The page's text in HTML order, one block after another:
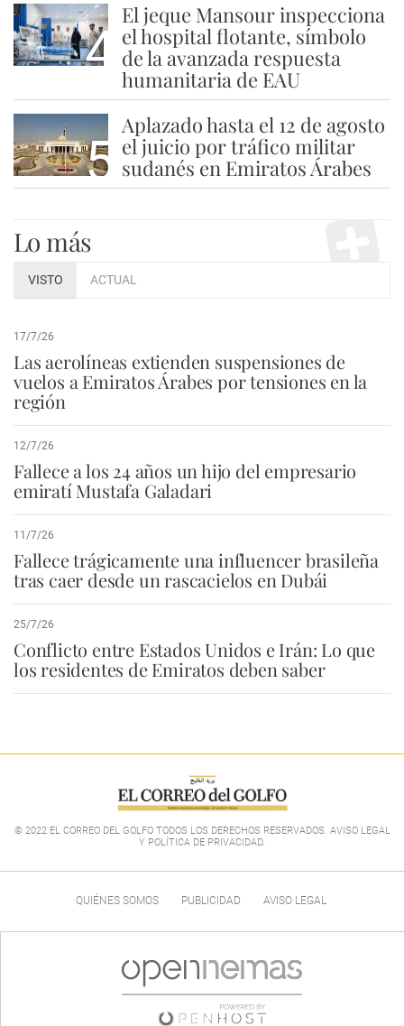
4
El jeque Mansour inspecciona
el hospital flotante, símbolo
de la avanzada respuesta
humanitaria de EAU
5
Aplazado hasta el 12 de agosto
el juicio por tráfico militar
sudanés en Emiratos Árabes
Lo más
VISTO ACTUAL
17/7/26
Las aerolíneas extienden suspensiones de
vuelos a Emiratos Árabes por tensiones en la
región
12/7/26
Fallece a los 24 años un hijo del empresario
emiratí Mustafa Galadari
11/7/26
Fallece trágicamente una influencer brasileña
tras caer desde un rascacielos en Dubái
25/7/26
Conflicto entre Estados Unidos e Irán: Lo que
los residentes de Emiratos deben saber
© 2022 EL CORREO DEL GOLFO TODOS LOS DERECHOS RESERVADOS. AVISO LEGAL
Y POLÍTICA DE PRIVACIDAD.
QUIÉNES SOMOS PUBLICIDAD AVISO LEGAL